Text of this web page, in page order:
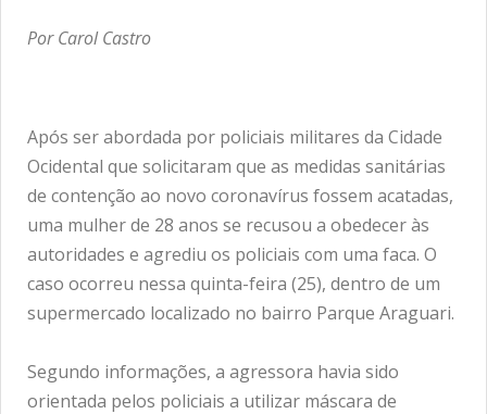
Por Carol Castro
Após ser abordada por policiais militares da Cidade
Ocidental que solicitaram que as medidas sanitárias
de contenção ao novo coronavírus fossem acatadas,
uma mulher de 28 anos se recusou a obedecer às
autoridades e agrediu os policiais com uma faca. O
caso ocorreu nessa quinta-feira (25), dentro de um
supermercado localizado no bairro Parque Araguari.
Segundo informações, a agressora havia sido
orientada pelos policiais a utilizar máscara de